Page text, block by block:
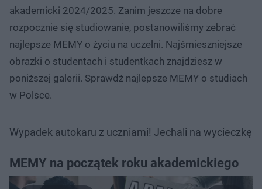
akademicki 2024/2025. Zanim jeszcze na dobre
rozpocznie się studiowanie, postanowiliśmy zebrać
najlepsze MEMY o życiu na uczelni. Najśmieszniejsze
obrazki o studentach i studentkach znajdziesz w
poniższej galerii. Sprawdź najlepsze MEMY o studiach
w Polsce.
Wypadek autokaru z uczniami! Jechali na wycieczkę
MEMY na początek roku akademickiego